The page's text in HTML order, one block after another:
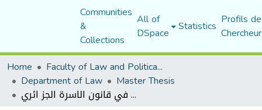
Communities
&
Collections
All of
DSpace Statistics Profils
Home
Faculty of Law and Political Science
Department of Law Master Thesis
القواعد الفقهية وتطبيقاتها على قضايا فك الرابطة الزوجية في قانون الاسرة الجز ائري